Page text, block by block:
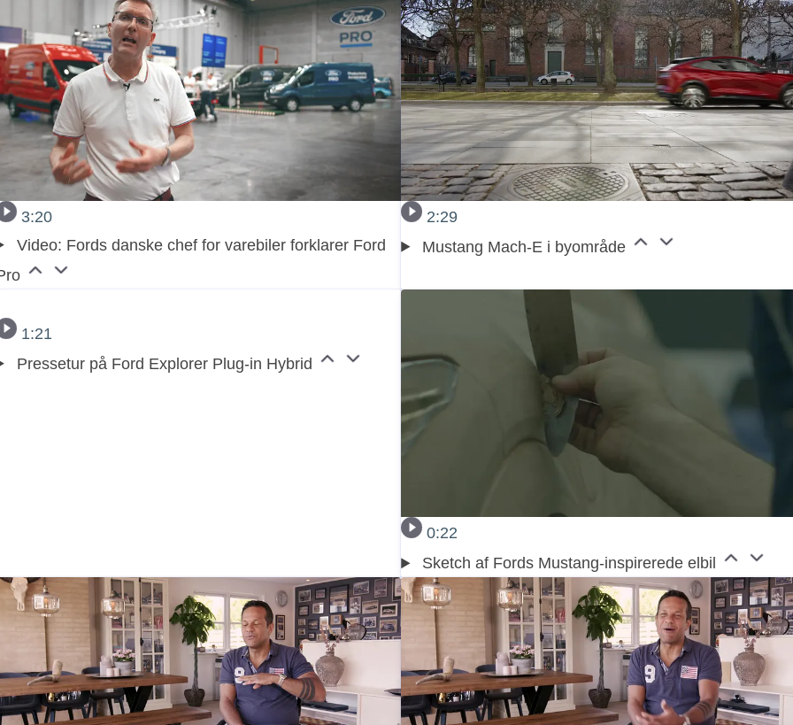
3:20
Video: Fords danske chef for varebiler forklarer Ford
2:29
Mustang Mach-E i byområde
1:21
Pressetur på Ford Explorer Plug-in Hybrid
0:22
Sketch af Fords Mustang-inspirerede elbil